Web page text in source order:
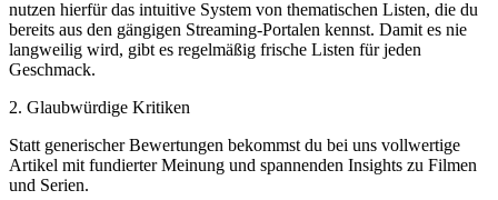
nutzen hierfür das intuitive System von thematischen Listen, die du
bereits aus den gängigen Streaming-Portalen kennst. Damit es nie
langweilig wird, gibt es regelmäßig frische Listen für jeden
Geschmack.
2. Glaubwürdige Kritiken
Statt generischer Bewertungen bekommst du bei uns vollwertige
Artikel mit fundierter Meinung und spannenden Insights zu Filmen
und Serien.